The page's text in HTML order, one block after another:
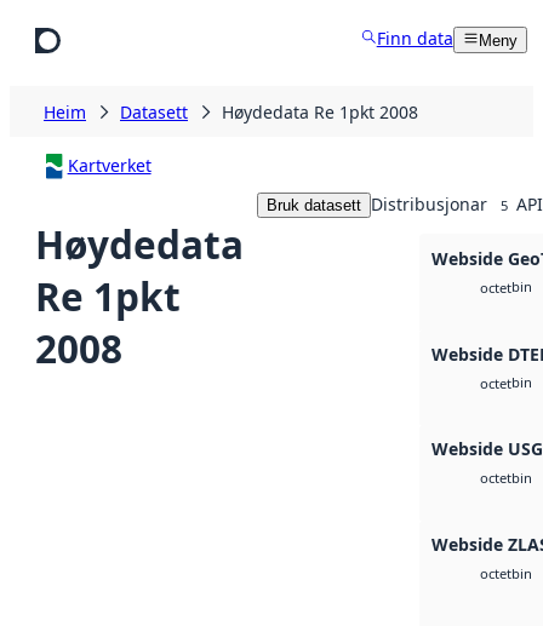
Finn data Meny
Heim Datasett Høydedata Re 1pkt 2008
Kartverket
Høydedata
Re 1pkt
2008
Bruk datasett Distribusjonar 5
Webside
octetbin
Webside
octetbin
Webside
octetbin
Webside
octetbin